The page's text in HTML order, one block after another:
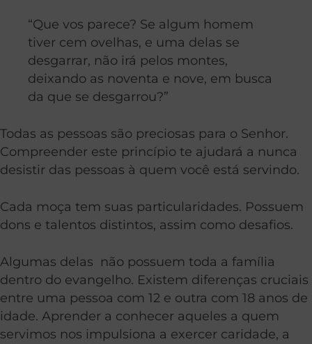
“Que vos parece? Se algum homem
tiver cem ovelhas, e uma delas se
desgarrar, não irá pelos montes,
deixando as noventa e nove, em busca
da que se desgarrou?”
Todas as pessoas são preciosas para o Senhor.
Compreender este princípio te ajudará a nunca
desistir das pessoas à quem você está servindo.
Cada moça tem suas particularidades. Possuem
dons e talentos distintos, assim como desafios.
Algumas delas não possuem toda a família
dentro do evangelho. Existem diferenças cruciais
entre uma pessoa com 12 e outra com 18 anos de
idade. Aprender a conhecer aqueles a quem
servimos nos impulsiona a exercer caridade, a